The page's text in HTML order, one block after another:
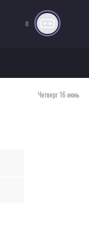
0
Четверг 16 июнь